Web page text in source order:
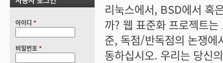
리눅스에서, BSD에서 혹
까? 웹 표준화 프로젝트
준, 독점/반독점의 논쟁에
동하십시오. 우리는 당신
아이디 *
비밀번호*